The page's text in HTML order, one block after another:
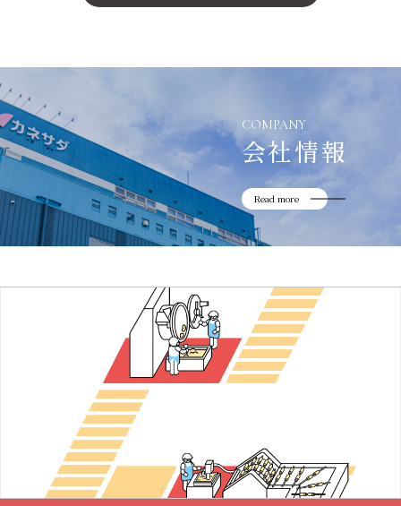
COMPANY
会社情報
Read more